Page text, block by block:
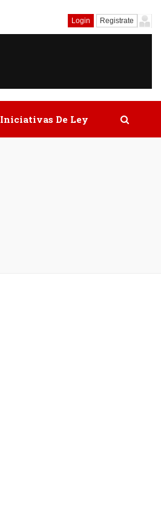
Login Registrate
Iniciativas De Ley